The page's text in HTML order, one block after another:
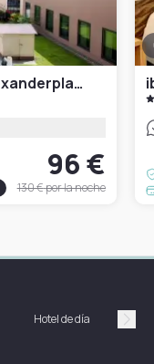
Leonardo Royal Hotel Berlin Alexanderplatz
96 €
130 €por la noche
Hotel de día